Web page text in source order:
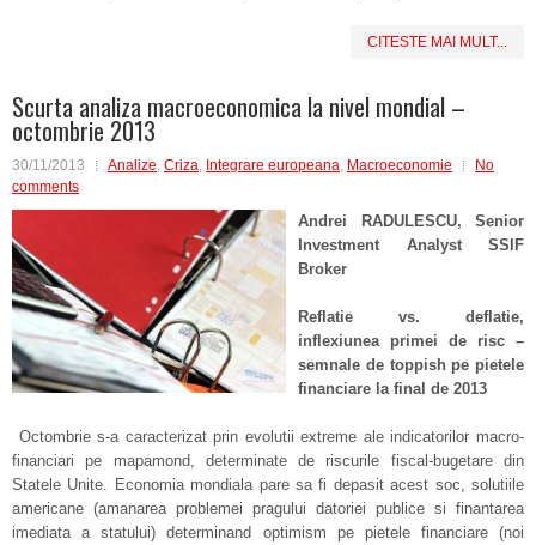
CITESTE MAI MULT...
Scurta analiza macroeconomica la nivel mondial –
octombrie 2013
30/11/2013 Analize, Criza, Integrare europeana, Macroeconomie
No
comments
Andrei RADULESCU, Senior
Investment Analyst SSIF
Broker
Reflatie vs. deflatie,
inflexiunea primei de risc –
semnale de toppish pe pietele
financiare la final de 2013
Octombrie s-a caracterizat prin evolutii extreme ale indicatorilor macro-
financiari pe mapamond, determinate de riscurile fiscal-bugetare din
Statele Unite. Economia mondiala pare sa fi depasit acest soc, solutiile
americane (amanarea problemei pragului datoriei publice si finantarea
imediata a statului) determinand optimism pe pietele financiare (noi